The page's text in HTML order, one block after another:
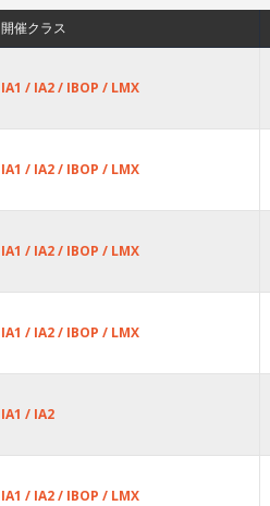
開催クラス
IA1 / IA2 / IBOP / LMX
IA1 / IA2 / IBOP / LMX
IA1 / IA2 / IBOP / LMX
IA1 / IA2 / IBOP / LMX
IA1 / IA2
IA1 / IA2 / IBOP / LMX